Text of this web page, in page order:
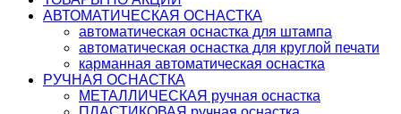
АВТОМАТИЧЕСКАЯ ОСНАСТКА
автоматическая оснастка для штампа
автоматическая оснастка для круглой печати
карманная автоматическая оснастка
РУЧНАЯ ОСНАСТКА
МЕТАЛЛИЧЕСКАЯ ручная оснастка